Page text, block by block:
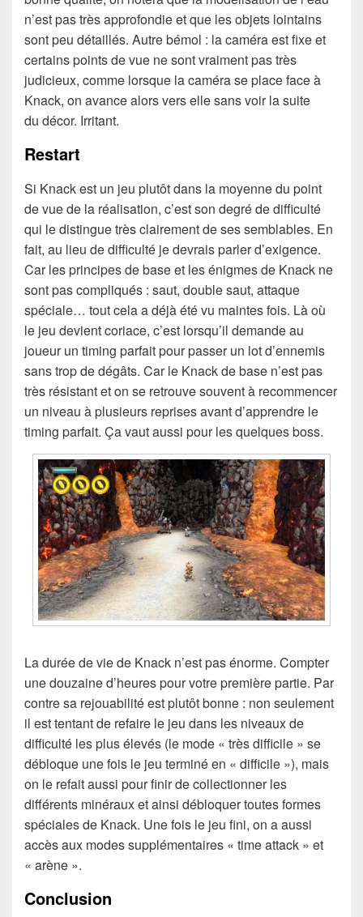
n’est pas très approfondie et que les objets lointains
sont peu détaillés. Autre bémol : la caméra est fixe et
certains points de vue ne sont vraiment pas très
judicieux, comme lorsque la caméra se place face à
Knack, on avance alors vers elle sans voir la suite
du décor. Irritant.
Restart
Si Knack est un jeu plutôt dans la moyenne du point
de vue de la réalisation, c’est son degré de difficulté
qui le distingue très clairement de ses semblables. En
fait, au lieu de difficulté je devrais parler d’exigence.
Car les principes de base et les énigmes de Knack ne
sont pas compliqués : saut, double saut, attaque
spéciale… tout cela a déjà été vu maintes fois. Là où
le jeu devient coriace, c’est lorsqu’il demande au
joueur un timing parfait pour passer un lot d’ennemis
sans trop de dégâts. Car le Knack de base n’est pas
très résistant et on se retrouve souvent à recommencer
un niveau à plusieurs reprises avant d’apprendre le
timing parfait. Ça vaut aussi pour les quelques boss.
La durée de vie de Knack n’est pas énorme. Compter
une douzaine d’heures pour votre première partie. Par
contre sa rejouabilité est plutôt bonne : non seulement
il est tentant de refaire le jeu dans les niveaux de
difficulté les plus élevés (le mode « très difficile » se
débloque une fois le jeu terminé en « difficile »), mais
on le refait aussi pour finir de collectionner les
différents minéraux et ainsi débloquer toutes formes
spéciales de Knack. Une fois le jeu fini, on a aussi
accès aux modes supplémentaires « time attack » et
« arène ».
Conclusion